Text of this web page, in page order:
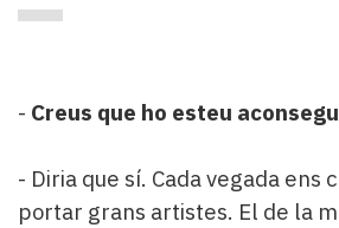
- Creus que ho esteu
- Diria que sí. Cada vegada ens
portar grans artistes. El de la